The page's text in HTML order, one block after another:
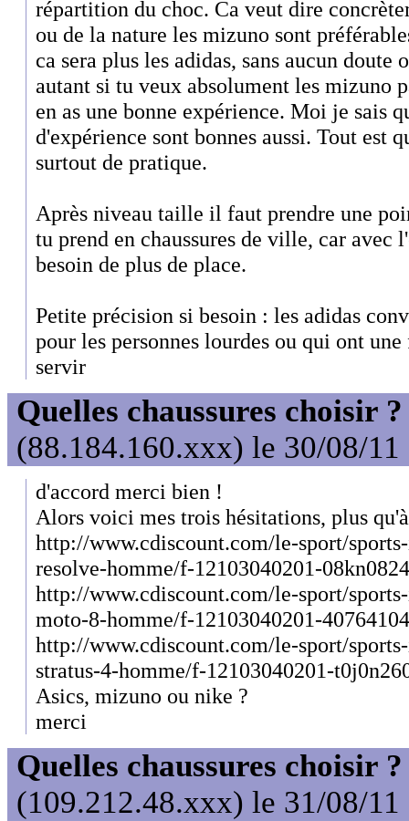
répartition du choc. Ca veut dire
ou de la nature les mizuno sont
ca sera plus les adidas, sans aucun doute
autant si tu veux absolument les mizuno
en as une bonne expérience. Moi je sais
d'expérience sont bonnes aussi. Tout est
surtout de pratique.
Après niveau taille il faut prendre une
tu prend en chaussures de ville, car
besoin de plus de place.
Petite précision si besoin : les adidas
pour les personnes lourdes ou qui ont
servir
Quelles chaussures choisir ?
(88.184.160.xxx) le 30/08/11
d'accord merci bien !
Alors voici mes trois hésitations, plus
http://www.cdiscount.com/le-sport/
resolve-homme/f-12103040201-
http://www.cdiscount.com/le-sport/
moto-8-homme/f-12103040201-
http://www.cdiscount.com/le-sport/
stratus-4-homme/f-12103040201-
Asics, mizuno ou nike ?
merci
Quelles chaussures choisir ?
(109.212.48.xxx) le 31/08/11